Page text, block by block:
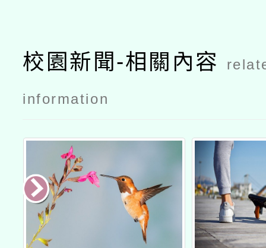
校園新聞-相關內容
information